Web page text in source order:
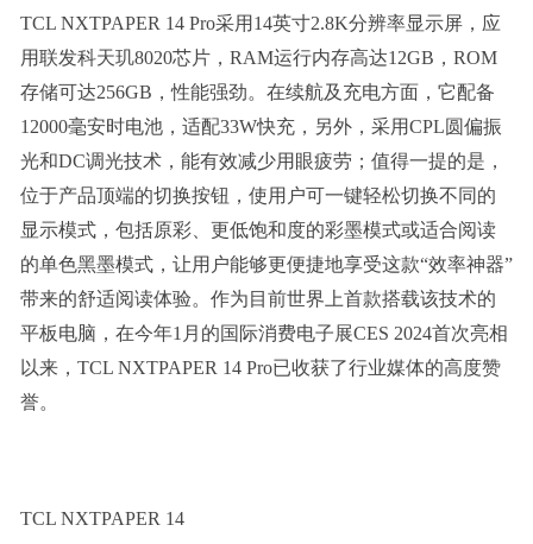
TCL NXTPAPER 14 Pro采用14英寸2.8K分辨率显示屏，应
用联发科天玑8020芯片，RAM运行内存高达12GB，ROM
存储可达256GB，性能强劲。在续航及充电方面，它配备
12000毫安时电池，适配33W快充，另外，采用CPL圆偏振
光和DC调光技术，能有效减少用眼疲劳；值得一提的是，
位于产品顶端的切换按钮，使用户可一键轻松切换不同的
显示模式，包括原彩、更低饱和度的彩墨模式或适合阅读
的单色黑墨模式，让用户能够更便捷地享受这款“效率神器”
带来的舒适阅读体验。作为目前世界上首款搭载该技术的
平板电脑，在今年1月的国际消费电子展CES 2024首次亮相
以来，TCL NXTPAPER 14 Pro已收获了行业媒体的高度赞
誉。
TCL NXTPAPER 14